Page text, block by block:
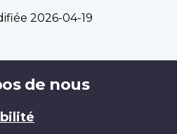
2026-04-19
de nous